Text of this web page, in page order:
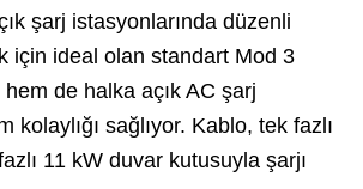
şarj istasyonlarında düzenli
için ideal olan standart Mod 3
de halka açık AC şarj
kolaylığı sağlıyor. Kablo, tek fazlı
11 kW duvar kutusuyla şarjı